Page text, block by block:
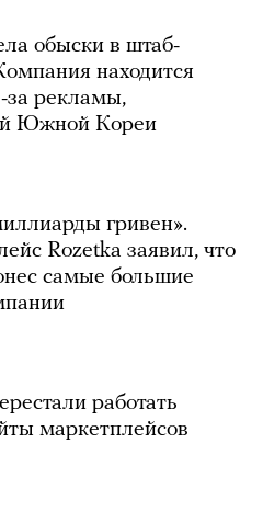
обыски в штаб-
находится
за рекламы,
Южной Кореи
гривен».
Rozetka заявил, что
самые большие
работать
маркетплейсов